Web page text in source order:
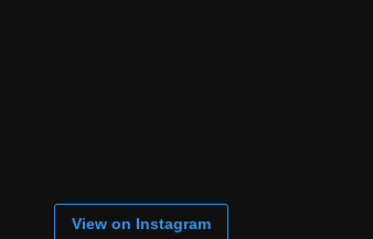
View on Instagram